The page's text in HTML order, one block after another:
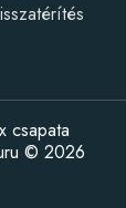
csapata
© 2026